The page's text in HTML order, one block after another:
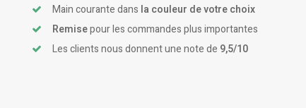
Main courante dans la couleur de votre choix
Remisepour les commandes plus importantes
Les clients nous donnent une note de 9,5/10